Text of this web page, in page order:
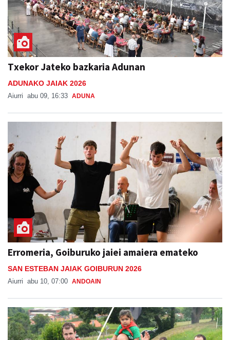
Txekor Jateko bazkaria Adunan
ADUNAKO JAIAK 2026
Aiurri abu 09, 16:33 ADUNA
Erromeria, Goiburuko jaiei amaiera emateko
SAN ESTEBAN JAIAK GOIBURUN 2026
Aiurri abu 10, 07:00 ANDOAIN